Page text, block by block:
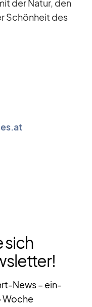
der Na­tur, den
Schön­heit des
sich
News – ein-
Woche